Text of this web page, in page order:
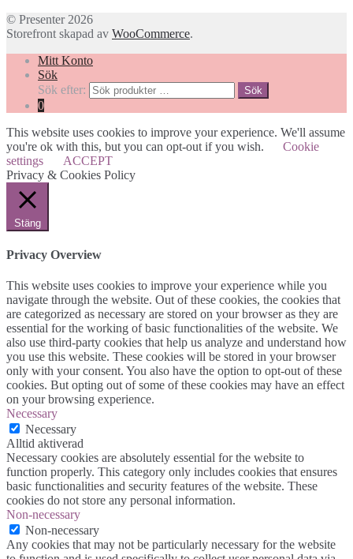
© Presenter 2026
Storefront skapad av WooCommerce.
Mitt Konto
Sök
Sök efter:
Sök
0
This website uses cookies to improve your experience. We'll assume
you're ok with this, but you can opt-out if you wish.
Cookie
settings
ACCEPT
Privacy & Cookies Policy
Stäng
Privacy Overview
This website uses cookies to improve your experience while you
navigate through the website. Out of these cookies, the cookies that
are categorized as necessary are stored on your browser as they are
essential for the working of basic functionalities of the website. We
also use third-party cookies that help us analyze and understand how
you use this website. These cookies will be stored in your browser
only with your consent. You also have the option to opt-out of these
cookies. But opting out of some of these cookies may have an effect
on your browsing experience.
Necessary
Necessary
Alltid aktiverad
Necessary cookies are absolutely essential for the website to
function properly. This category only includes cookies that ensures
basic functionalities and security features of the website. These
cookies do not store any personal information.
Non-necessary
Non-necessary
Any cookies that may not be particularly necessary for the website